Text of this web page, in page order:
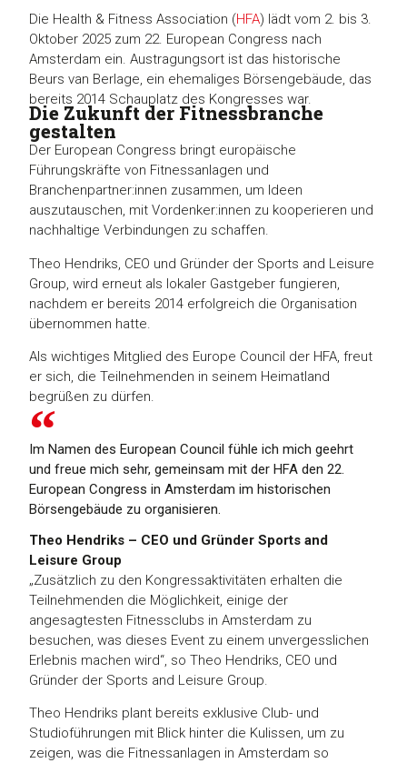
Die Health & Fitness Association (HFA) lädt vom 2. bis 3.
Oktober 2025 zum 22. European Congress nach
Amsterdam ein. Austragungsort ist das historische
Beurs van Berlage, ein ehemaliges Börsengebäude, das
bereits 2014 Schauplatz des Kongresses war.
Die Zukunft der Fitnessbranche
gestalten
Der European Congress bringt europäische
Führungskräfte von Fitnessanlagen und
Branchenpartner:innen zusammen, um Ideen
auszutauschen, mit Vordenker:innen zu kooperieren und
nachhaltige Verbindungen zu schaffen.
Theo Hendriks, CEO und Gründer der Sports and Leisure
Group, wird erneut als lokaler Gastgeber fungieren,
nachdem er bereits 2014 erfolgreich die Organisation
übernommen hatte.
Als wichtiges Mitglied des Europe Council der HFA, freut
er sich, die Teilnehmenden in seinem Heimatland
begrüßen zu dürfen.
Im Namen des European Council fühle ich mich geehrt
und freue mich sehr, gemeinsam mit der HFA den 22.
European Congress in Amsterdam im historischen
Börsengebäude zu organisieren.
Theo Hendriks – CEO und Gründer Sports and
Leisure Group
„Zusätzlich zu den Kongressaktivitäten erhalten die
Teilnehmenden die Möglichkeit, einige der
angesagtesten Fitnessclubs in Amsterdam zu
besuchen, was dieses Event zu einem unvergesslichen
Erlebnis machen wird“, so Theo Hendriks, CEO und
Gründer der Sports and Leisure Group.
Theo Hendriks plant bereits exklusive Club- und
Studioführungen mit Blick hinter die Kulissen, um zu
zeigen, was die Fitnessanlagen in Amsterdam so